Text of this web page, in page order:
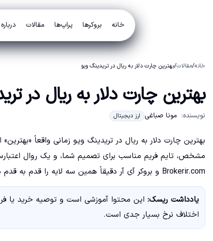
خانه بروکرها پراپ‌ها مقالات
خانه/مقالات/بهترین چارت دلار به ریال در تریدینگ ویو
بهترین چارت دلار به ریال در
نویسنده: مونا صباغی ارز دیجیتال
بهترین چارت دلار به ریال در تریدینگ ویو زمانی واقعاً
مشخص، تایم فریم مناسب برای تصمیم شما، و یک روال
Brokerir.com و بروکر آی آر دقیقاً همین سه لایه را قدم به قدم می‌بندد تا اشتباه پرهزینه نکنید.
یادداشت ریسک: این محتوا آموزشی است و توصیه خرید یا
اختلاف نرخ بسیار جدی است.